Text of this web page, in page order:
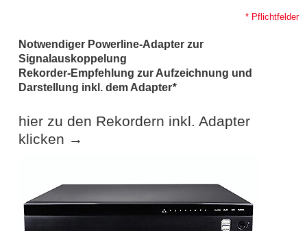
Notwendiger Powerline-Adapter zur
Signalauskoppelung
Rekorder-Empfehlung zur Aufzeichnung und
Darstellung inkl. dem Adapter*
hier zu den Rekordern inkl. Adapter
klicken →
* Pflichtfelder